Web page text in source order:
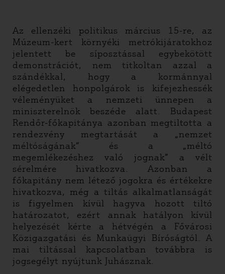
Az ellenzéki politikus március 15-re, az
Múzeum-kert környéki metrókijáratokhoz
jelentett be síposztással egybekötött
demonstrációt, nem titkoltan azzal a
szándékkal, hogy a kormánnyal
elégedetlen honpolgárok is kifejezhessék
véleményüket a nemzeti ünnepen a
miniszterelnök beszéde alatt. Budapest
Rendőr-főkapitánya azonban megtiltotta a
rendezvény megtartását a „nemzet
méltóságának” és a „méltó
megemlékezéshez való jognak” a vélt
sérelmére hivatkozva. Azonban a
főkapitány nem létező jogokra és értékekre
hivatkozva, még a tiltás alkalmatlanságát
is figyelmen kívül hagyva hozott tiltó
határozatot, ezért annak hatályon kívül
helyezését kérte a hétvégén a Fővárosi
Közigazgatási és Munkaügyi Bíróságtól. A
mai tiltással kapcsolatban továbbra is
jogsegélyt nyújtunk Juhásznak.